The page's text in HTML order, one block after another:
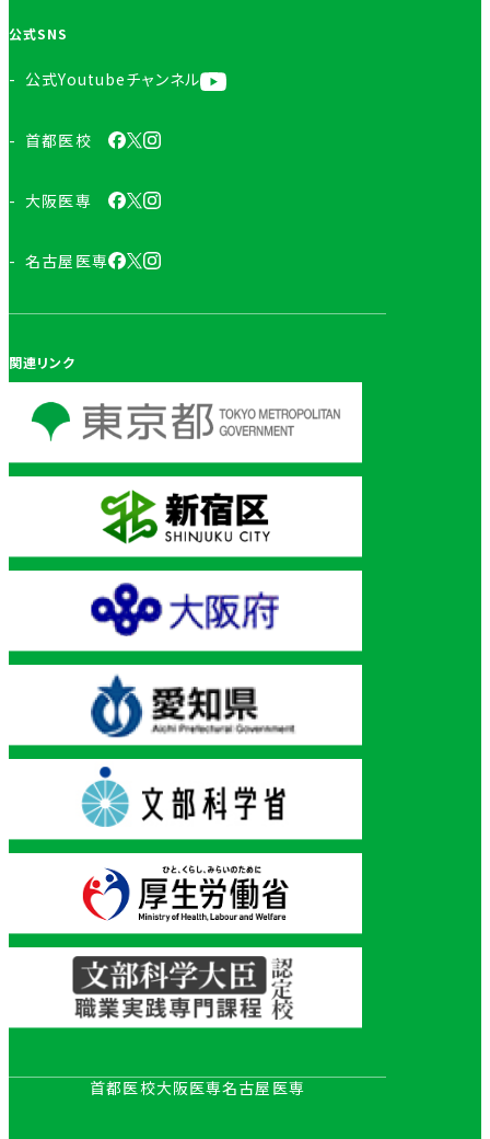
公式SNS
公式Youtubeチャンネル
首都医校
大阪医専
名古屋医専
関連リンク
首都医校大阪医専名古屋医専